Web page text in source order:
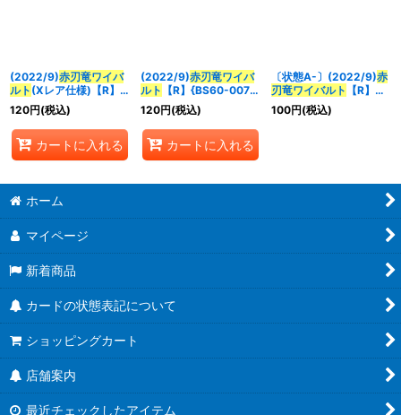
絞り込む
(2022/9)赤刃竜ワイバ
ルト (Xレア仕様)【R】
{BS60-007}《赤》
120円(税込)
カートに入れる
(2022/9)赤刃竜ワイバ
ルト
【R】{BS60-007}
《赤》
120円(税込)
カートに入れる
〔状態A-〕(2022/9)赤
刃竜ワイバルト
【R】
{BS60-007}《赤》
100円(税込)
ホーム
マイページ
新着商品
カードの状態表記について
ショッピングカート
店舗案内
最近チェックしたアイテム